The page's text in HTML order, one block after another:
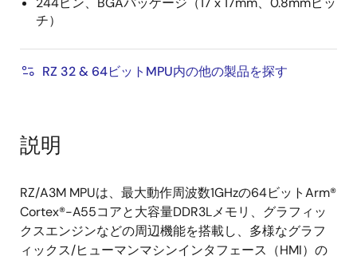
チ）
RZ 32 & 64ビットMPU内の他の製品を探す
説明
RZ/A3M MPUは、最大動作周波数1GHzの64ビットArm®
Cortex®-A55コアと大容量DDR3Lメモリ、グラフィッ
クスエンジンなどの周辺機能を搭載し、多様なグラフ
ィックス/ヒューマンマシンインタフェース（HMI）の